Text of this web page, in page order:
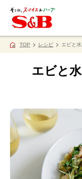
TOP レシピ エビと
エビと